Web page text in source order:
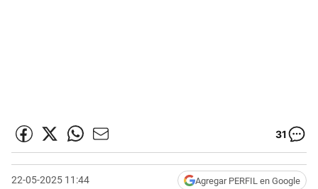
31
22-05-2025 11:44 Agregar PERFIL en Google